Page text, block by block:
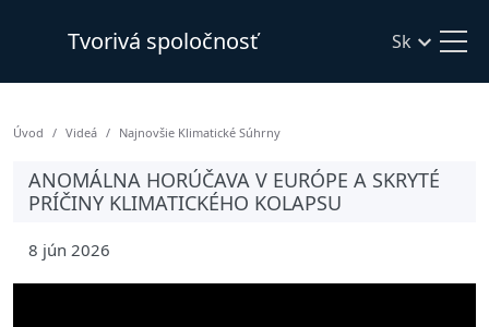
Tvorivá spoločnosť Sk
Úvod Videá Najnovšie Klimatické Súhrny
ANOMÁLNA HORÚČAVA V EURÓPE A SKRYTÉ
PRÍČINY KLIMATICKÉHO KOLAPSU
8 jún 2026